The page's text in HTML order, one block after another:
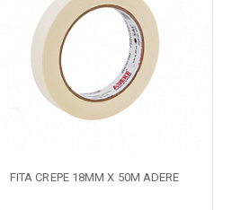
[+] Ver todos
FITA CREPE 18MM X 50M ADERE
Características
Quantidade: